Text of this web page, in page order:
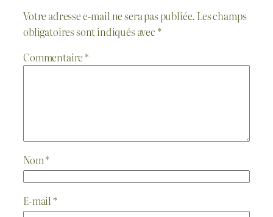
Votre adresse e-mail ne sera pas publiée. Les champs
obligatoires sont indiqués avec *
Commentaire *
Nom*
E-mail *